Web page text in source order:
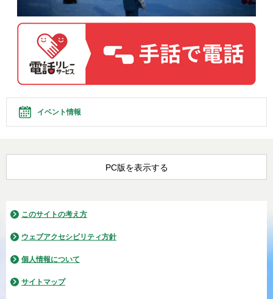
イベント情報
PC版を表示する
このサイトの考え方
ウェブアクセシビリティ方針
個人情報について
サイトマップ